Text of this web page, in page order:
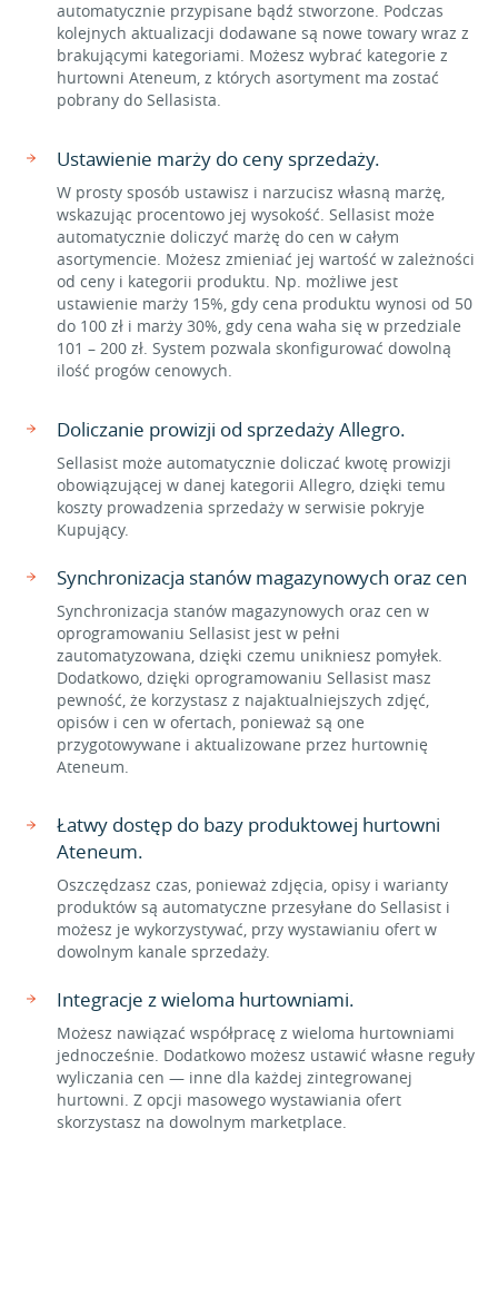
automatycznie przypisane bądź stworzone. Podczas
kolejnych aktualizacji dodawane są nowe towary wraz z
brakującymi kategoriami. Możesz wybrać kategorie z
hurtowni Ateneum, z których asortyment ma zostać
pobrany do Sellasista.
Ustawienie marży do ceny sprzedaży.
W prosty sposób ustawisz i narzucisz własną marżę,
wskazując procentowo jej wysokość. Sellasist może
automatycznie doliczyć marżę do cen w całym
asortymencie. Możesz zmieniać jej wartość w zależności
od ceny i kategorii produktu. Np. możliwe jest
ustawienie marży 15%, gdy cena produktu wynosi od 50
do 100 zł i marży 30%, gdy cena waha się w przedziale
101 – 200 zł. System pozwala skonfigurować dowolną
ilość progów cenowych.
Doliczanie prowizji od sprzedaży Allegro.
Sellasist może automatycznie doliczać kwotę prowizji
obowiązującej w danej kategorii Allegro, dzięki temu
koszty prowadzenia sprzedaży w serwisie pokryje
Kupujący.
Synchronizacja stanów magazynowych oraz cen
Synchronizacja stanów magazynowych oraz cen w
oprogramowaniu Sellasist jest w pełni
zautomatyzowana, dzięki czemu unikniesz pomyłek.
Dodatkowo, dzięki oprogramowaniu Sellasist masz
pewność, że korzystasz z najaktualniejszych zdjęć,
opisów i cen w ofertach, ponieważ są one
przygotowywane i aktualizowane przez hurtownię
Ateneum.
Łatwy dostęp do bazy produktowej hurtowni
Ateneum.
Oszczędzasz czas, ponieważ zdjęcia, opisy i warianty
produktów są automatyczne przesyłane do Sellasist i
możesz je wykorzystywać, przy wystawianiu ofert w
dowolnym kanale sprzedaży.
Integracje z wieloma hurtowniami.
Możesz nawiązać współpracę z wieloma hurtowniami
jednocześnie. Dodatkowo możesz ustawić własne reguły
wyliczania cen — inne dla każdej zintegrowanej
hurtowni. Z opcji masowego wystawiania ofert
skorzystasz na dowolnym marketplace.